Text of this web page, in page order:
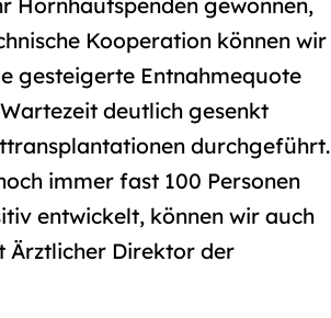
Hornhautspenden gewonnen,
Kooperation können wir
gesteigerte Entnahmequote
deutlich gesenkt
durchgeführt.
immer fast 100 Personen
entwickelt, können wir auch
Ärztlicher Direktor der